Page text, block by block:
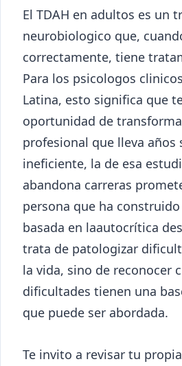
El TDAH en adultos es un
neurobiologico que,
correctamente, tiene
Para los psicologos
Latina, esto significa que
oportunidad de
profesional que lleva años
ineficiente, la de esa
abandona carreras
persona que ha
basada en laautocrítica
trata de patologizar
la vida, sino de reconocer
dificultades tienen una
que puede ser abordada.
Te invito a revisar tu